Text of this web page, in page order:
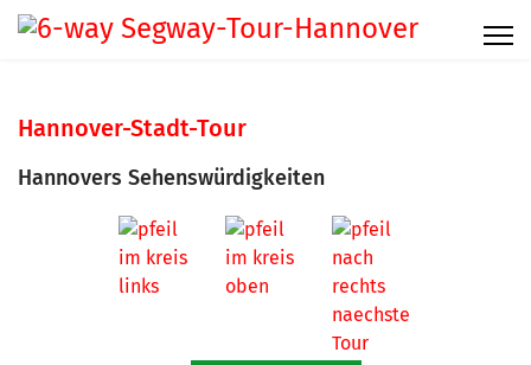
Hannover-Stadt-Tour
Hannovers Sehenswürdigkeiten